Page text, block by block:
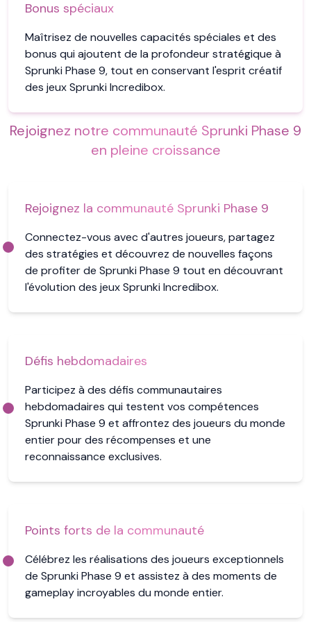
Bonus spéciaux
Maîtrisez de nouvelles capacités spéciales et des
bonus qui ajoutent de la profondeur stratégique à
Sprunki Phase 9, tout en conservant l'esprit créatif
des jeux Sprunki Incredibox.
Rejoignez notre communauté Sprunki Phase 9
en pleine croissance
Rejoignez la communauté Sprunki Phase 9
Connectez-vous avec d'autres joueurs, partagez
des stratégies et découvrez de nouvelles façons
de profiter de Sprunki Phase 9 tout en découvrant
l'évolution des jeux Sprunki Incredibox.
Défis hebdomadaires
Participez à des défis communautaires
hebdomadaires qui testent vos compétences
Sprunki Phase 9 et affrontez des joueurs du monde
entier pour des récompenses et une
reconnaissance exclusives.
Points forts de la communauté
Célébrez les réalisations des joueurs exceptionnels
de Sprunki Phase 9 et assistez à des moments de
gameplay incroyables du monde entier.